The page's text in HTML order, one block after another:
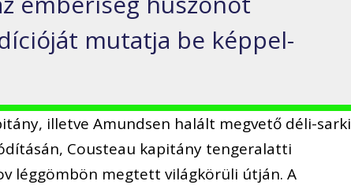
mutatja be képpel-
illetve Amundsen halált megvető déli-sarki
Cousteau kapitány tengeralatti
léggömbön megtett világkörüli útján. A